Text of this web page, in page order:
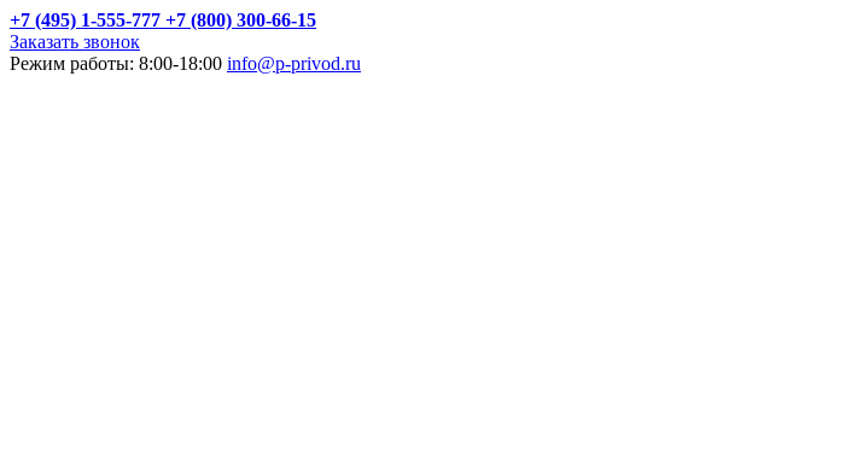
+7 (495) 1-555-777 +7 (800) 300-66-15
Заказать звонок
Режим работы: 8:00-18:00 info@p-privod.ru